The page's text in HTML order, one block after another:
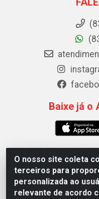
O nosso site coleta
terceiros para
personalizada ao
relevante de acordo
Baixe já o
Polybalas - Rua João
Ernesto Geisel, João